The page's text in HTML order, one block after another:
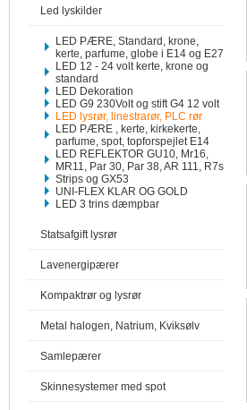
Led lyskilder
LED PÆRE, Standard, krone,
kerte, parfume, globe i E14 og E27
LED 12 - 24 volt kerte, krone og
standard
LED Dekoration
LED G9 230Volt og stift G4 12 volt
LED lysrør, linestrarør, PLC rør
LED PÆRE , kerte, kirkekerte,
parfume, spot, topforspejlet E14
LED REFLEKTOR GU10, Mr16,
MR11, Par 30, Par 38, AR 111, R7s
Strips og GX53
UNI-FLEX KLAR OG GOLD
LED 3 trins dæmpbar
Statsafgift lysrør
Lavenergipærer
Kompaktrør og lysrør
Metal halogen, Natrium, Kviksølv
Samlepærer
Skinnesystemer med spot